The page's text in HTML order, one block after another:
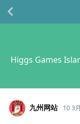
Higgs Games
九州网站 10 3月